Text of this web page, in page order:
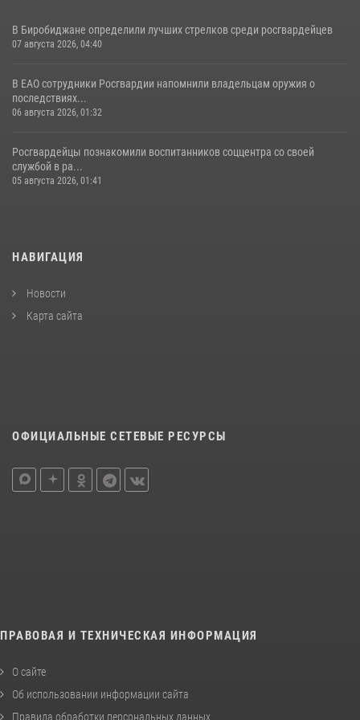
В Биробиджане определили лучших стрелков среди росгвардейцев
07 августа 2026, 04:40
В ЕАО сотрудники Росгвардии напомнили владельцам оружия о
последствиях...
06 августа 2026, 01:32
Росгвардейцы познакомили воспитанников соццентра со своей
службой в ра...
05 августа 2026, 01:41
НАВИГАЦИЯ
Новости
Карта сайта
ОФИЦИАЛЬНЫЕ СЕТЕВЫЕ РЕСУРСЫ
ПРАВОВАЯ И ТЕХНИЧЕСКАЯ ИНФОРМАЦИЯ
О сайте
Об использовании информации сайта
Правила обработки персональных данных